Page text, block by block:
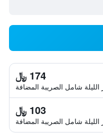
174 ﷼
شامل الصريبة المضافة
103 ﷼
شامل الصريبة المضافة